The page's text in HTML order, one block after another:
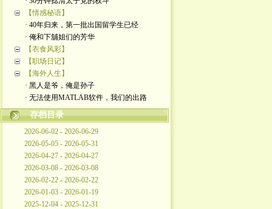
【情感秘语】
· 40年归来，第一批出国留学生已经
· 俺和下舖姐们的芳华
【衣食风彩】
【职场日记】
【海外人生】
· 黑人是爷，俺是孙子
· 无法使用MATLAB软件，我们的出路
存档目录
2026-06-02 - 2026-06-29
2026-05-05 - 2026-05-31
2026-04-27 - 2026-04-27
2026-03-08 - 2026-03-08
2026-02-22 - 2026-02-22
2026-01-03 - 2026-01-19
2025-12-04 - 2025-12-31